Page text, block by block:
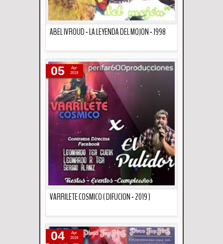
ABEL IVROUD - LA LEYENDA DEL MOJON - 1998
VARRILETE COSMICO ( DIFUCION - 2019 )
05
Apr
2019
04
Apr
2019